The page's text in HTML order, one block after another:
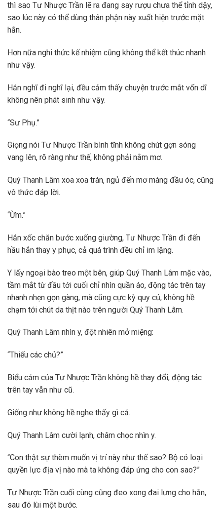
thì sao Tư Nhược Trần lẽ ra đang say rượu chưa thể tỉnh dậy,
sao lúc này có thể dùng thân phận này xuất hiện trước mặt
hắn.
Hơn nữa nghi thức kế nhiệm cũng không thể kết thúc nhanh
như vậy.
Hắn nghĩ đi nghĩ lại, đều cảm thấy chuyện trước mắt vốn dĩ
không nên phát sinh như vậy.
“Sư Phụ.”
Giọng nói Tư Nhược Trần bình tĩnh không chút gợn sóng
vang lên, rõ ràng như thế, không phải nằm mơ.
Quý Thanh Lâm xoa xoa trán, ngủ đến mơ màng đầu óc, cũng
vô thức đáp lời.
“Ừm.”
Hắn xốc chăn bước xuống giường, Tư Nhược Trần đi đến
hầu hắn thay y phục, cả quá trình đều chỉ im lặng.
Y lấy ngoại bào treo một bên, giúp Quý Thanh Lâm mặc vào,
tầm mắt từ đầu tới cuối chỉ nhìn quần áo, động tác trên tay
nhanh nhẹn gọn gàng, mà cũng cực kỳ quy củ, không hề
chạm tới chút da thịt nào trên người Quý Thanh Lâm.
Quý Thanh Lâm nhìn y, đột nhiên mở miệng:
“Thiếu các chủ?”
Biểu cảm của Tư Nhược Trần không hề thay đổi, động tác
trên tay vẫn như cũ.
Giống như không hề nghe thấy gì cả.
Quý Thanh Lâm cười lạnh, châm chọc nhìn y.
“Con thật sự thèm muốn vị trí này như thế sao? Bộ có loại
quyền lực địa vị nào mà ta không đáp ứng cho con sao?”
Tư Nhược Trần cuối cùng cũng đeo xong đai lưng cho hắn,
sau đó lùi một bước.